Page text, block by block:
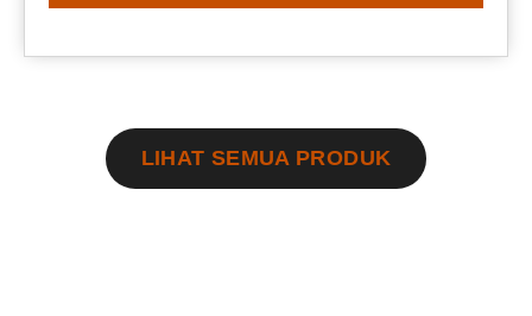
LIHAT SEMUA PRODUK